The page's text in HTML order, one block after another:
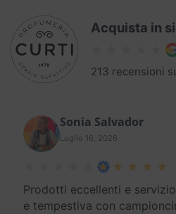
Acquista in
213 recensioni
Sonia Salvador
Luglio 16, 2026
Prodotti eccellenti e
e tempestiva con